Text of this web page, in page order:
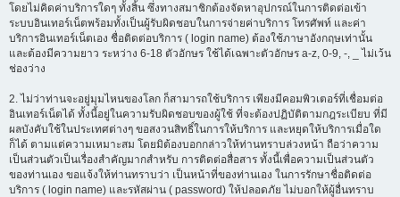
โดยไม่คิดค่าบริการใดๆ ทั้งสิ้น ซึ่งทางสมาชิกต้องจัดหาอุปกรณ์ในการติดต่อเข้า
ระบบอินเทอร์เน็ตพร้อมทั้งเป็นผู้รับผิดชอบในการจ่ายค่าบริการ โทรศัพท์ และค่า
บริการอินเทอร์เน็ตเอง ชื่อติดต่อบริการ ( login name) ต้องใช้ภาษาอังกฤษเท่านั้น
และต้องมีความยาว ระหว่าง 6-18 ตัวอักษร ใช้ได้เฉพาะตัวอักษร a-z, 0-9, -, _ ไม่เว้น
ช่องว่าง
2. ไม่ว่าท่านจะอยู่มุมไหนของโลก ก็สามารถใช้บริการ เพียงมีคอมพิวเตอร์ที่เชื่อมต่อ
อินเทอร์เน็ตได้ ทั้งนี้อยู่ในความรับผิดชอบของผู้ใช้ ที่จะต้องปฏิบัติตามกฎระเบียบ ที่มี
ผลบังคับใช้ในประเทศต่างๆ ขอสงวนสิทธิ์ในการให้บริการ และหยุดให้บริการเมื่อใด
ก็ได้ ตามแต่ความเหมาะสม โดยมิต้องบอกกล่าวให้ท่านทราบล่วงหน้า ถือว่าความ
เป็นส่วนตัวเป็นเรื่องสำคัญมากสำหรับ การติดต่อสื่อสาร ทั้งนี้เพื่อความเป็นส่วนตัว
ของท่านเอง ขอแจ้งให้ท่านทราบว่า เป็นหน้าที่ของท่านเอง ในการรักษาชื่อติดต่อ
บริการ ( login name) และรหัสผ่าน ( password) ให้ปลอดภัย ไม่บอกให้ผู้อื่นทราบ